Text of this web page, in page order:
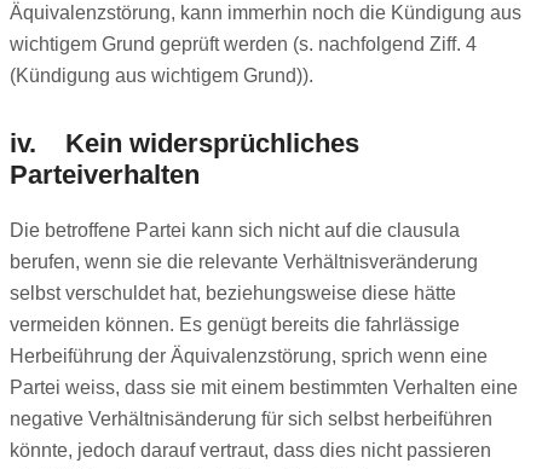
Äquivalenzstörung, kann immerhin noch die Kündigung aus
wichtigem Grund geprüft werden (s. nachfolgend Ziff. 4
(Kündigung aus wichtigem Grund)).
iv. Kein widersprüchliches
Parteiverhalten
Die betroffene Partei kann sich nicht auf die clausula
berufen, wenn sie die relevante Verhältnisveränderung
selbst verschuldet hat, beziehungsweise diese hätte
vermeiden können. Es genügt bereits die fahrlässige
Herbeiführung der Äquivalenzstörung, sprich wenn eine
Partei weiss, dass sie mit einem bestimmten Verhalten eine
negative Verhältnisänderung für sich selbst herbeiführen
könnte, jedoch darauf vertraut, dass dies nicht passieren